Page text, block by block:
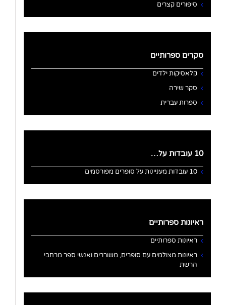
סיפורים קצרים
סקרים ספרותיים
קלאסיקות ילדים
סקר שירה
ספרות עברית
10 עובדות על…
10 עובדות מעניינות על סופרים מפורסמים
ראיונות ספרותיים
ראיונות ספרותיים
ראיונות מצולמים עם סופרים, משוררים ואנשי ספר מרחבי
הרשת